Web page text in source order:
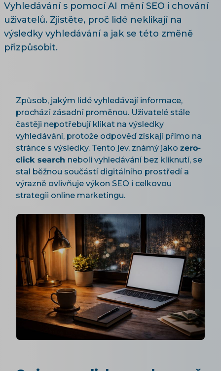
Vyhledávání s pomocí AI mění SEO i chování
uživatelů. Zjistěte, proč lidé neklikají na
výsledky vyhledávání a jak se této změně
přizpůsobit.
Způsob, jakým lidé vyhledávají informace,
prochází zásadní proměnou. Uživatelé stále
častěji nepotřebují klikat na výsledky
vyhledávání, protože odpověď získají přímo na
stránce s výsledky. Tento jev, známý jako zero-
click search neboli vyhledávání bez kliknutí, se
stal běžnou součástí digitálního prostředí a
výrazně ovlivňuje výkon SEO i celkovou
strategii online marketingu.